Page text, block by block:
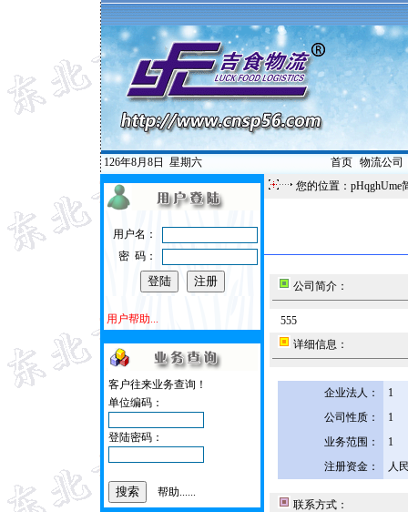
126年8月8日 星期六 首页| 物流公司
用户名：
密 码：
用户帮助...
客户往来业务查询！
单位编码：
登陆密码：
帮助......
您的位置：pHqghUme
公司简介：
555
详细信息：
企业法人：
1
公司性质：
1
业务范围：
1
注册资金：
人
联系方式：